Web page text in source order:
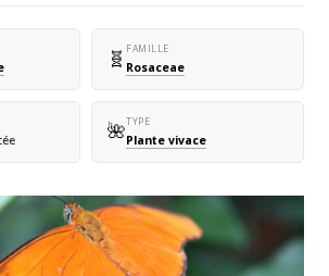
🧬 FAMILLE
Rosaceae
🌺TYPE
Plante vivace